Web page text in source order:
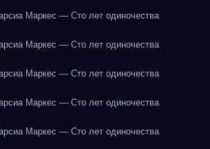
Маркес — Сто лет одиночества
Маркес — Сто лет одиночества
Маркес — Сто лет одиночества
Маркес — Сто лет одиночества
Маркес — Сто лет одиночества